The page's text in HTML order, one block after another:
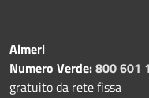
Aimeri
Numero Verde:800 601
gratuito da rete fissa